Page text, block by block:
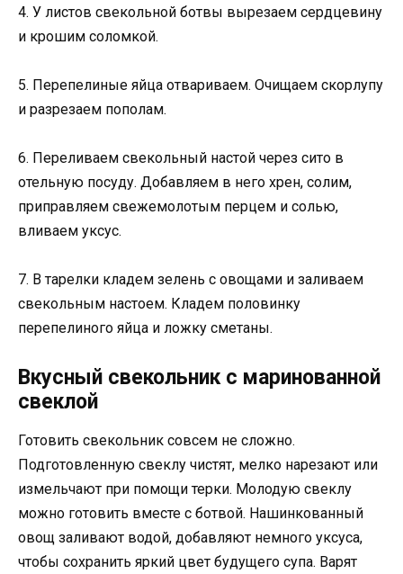
4. У листов свекольной ботвы вырезаем сердцевину
и крошим соломкой.
5. Перепелиные яйца отвариваем. Очищаем скорлупу
и разрезаем пополам.
6. Переливаем свекольный настой через сито в
отельную посуду. Добавляем в него хрен, солим,
приправляем свежемолотым перцем и солью,
вливаем уксус.
7. В тарелки кладем зелень с овощами и заливаем
свекольным настоем. Кладем половинку
перепелиного яйца и ложку сметаны.
Вкусный свекольник с маринованной
свеклой
Готовить свекольник совсем не сложно.
Подготовленную свеклу чистят, мелко нарезают или
измельчают при помощи терки. Молодую свеклу
можно готовить вместе с ботвой. Нашинкованный
овощ заливают водой, добавляют немного уксуса,
чтобы сохранить яркий цвет будущего супа. Варят